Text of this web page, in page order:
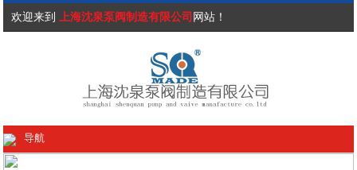
欢迎来到 上海沈泉泵阀制造有限公司 网站！
导航